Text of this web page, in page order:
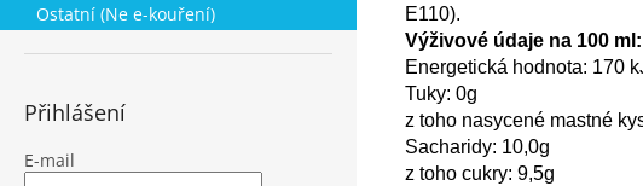
Ostatní (Ne e-kouření)
Přihlášení
E-mail
E110).
Výživové údaje na 100 ml:
Energetická hodnota: 170
Tuky: 0g
z toho nasycené mastné
Sacharidy: 10,0g
z toho cukry: 9,5g